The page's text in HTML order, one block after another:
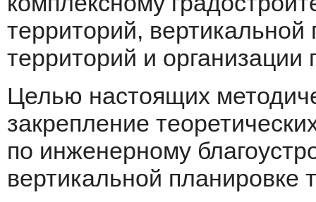
территорий, вертикальной
территорий и организации
Целью настоящих
закрепление
по инженерному
вертикальной планировке